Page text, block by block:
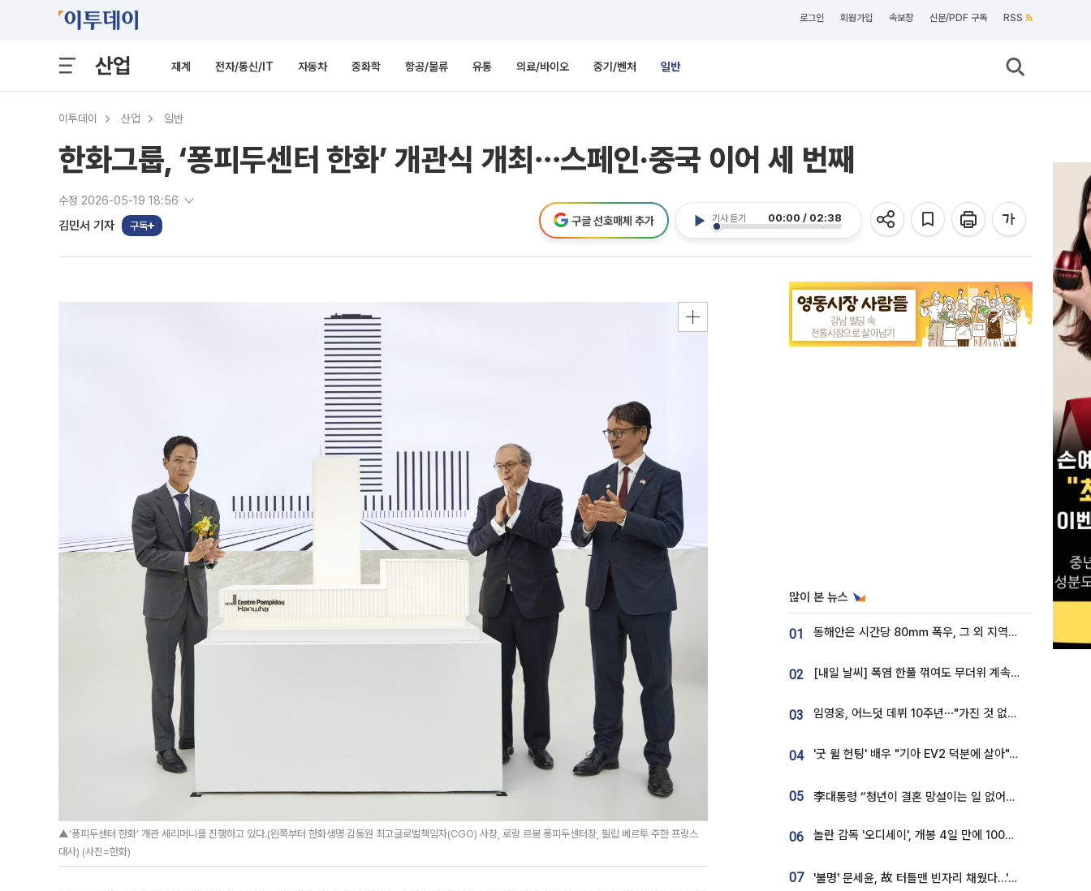
로그인 회원가입 속보창 신문/PDF 구독 RSS
산업 재계 전자/통신/IT 자동차 중화학 항공/물류 유통 의료/바이오 중기/벤처 일반
이투데이 산업 일반
한화그룹, ‘퐁피두센터 한화’ 개관식 개최⋯스페인·중국 이어 세 번째
수정 2026-05-19 18:56
김민서 기자 구독
기사 듣기 00:00 / 02:38
구글 선호매체 추가
▲‘퐁피두센터 한화’ 개관 세리머니를 진행하고 있다.(왼쪽부터 한화생명 김동원 최고글로벌책임자(CGO) 사장, 로랑 르봉 퐁피두센터장, 필립 베르투 주한 프랑스
대사) (사진=한화)
많이 본 뉴스
01 동해안은 시간당 80㎜ 폭우, 그 외 지역은 폭염…‘극과 극 날씨’
02 [내일 날씨] 폭염 한풀 꺾여도 무더위 계속⋯동해안 이틀 연속 비
03 임영웅, 어느덧 데뷔 10주년⋯"가진 것 없던 시절, 내 앞엔 20명의 팬뿐"
04 '굿 윌 헌팅' 배우 "기아 EV2 덕분에 살아"…교통사고 후 안전성 극찬
05 李대통령 “청년이 결혼 망설이는 일 없어야...제도상 불이익 조사”
06 놀란 감독 '오디세이', 개봉 4일 만에 100만 돌파⋯'왕사남' 보다 빠르다
07 '불명' 문세윤, 故 터틀맨 빈자리 채웠다…'거북이' 눈물의 최종 우승